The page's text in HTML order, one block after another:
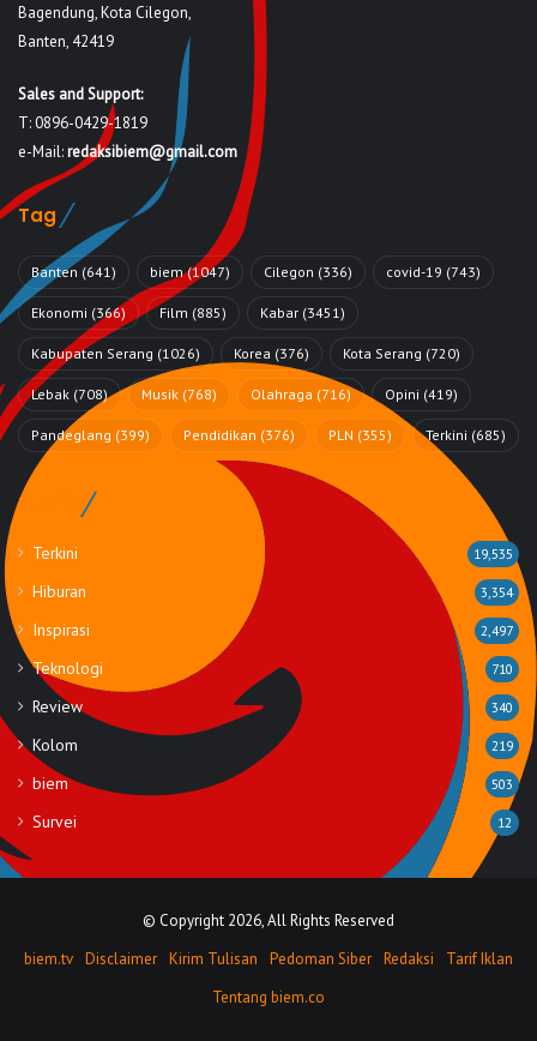
Bagendung, Kota Cilegon,
Banten, 42419
Sales and Support:
T: 0896-0429-1819
e-Mail:redaksibiem@gmail.com
Tag
Banten (641) biem(1047) Cilegon (336) covid-19 (743)
Ekonomi (366) Film (885) Kabar (3451)
Kabupaten Serang (1026) Korea (376) Kota Serang (720)
Lebak (708) Musik (768) Olahraga (716) Opini (419)
Pandeglang (399) Pendidikan (376) PLN (355) Terkini (685)
Rubrik
Terkini 19,535
Hiburan 3,354
Inspirasi 2,497
Teknologi 710
Review 340
Kolom 219
biem 503
Survei 12
© Copyright 2026, All Rights Reserved
biem.tv Disclaimer Kirim Tulisan Pedoman Siber Redaksi
Tarif Iklan
Tentang biem.co